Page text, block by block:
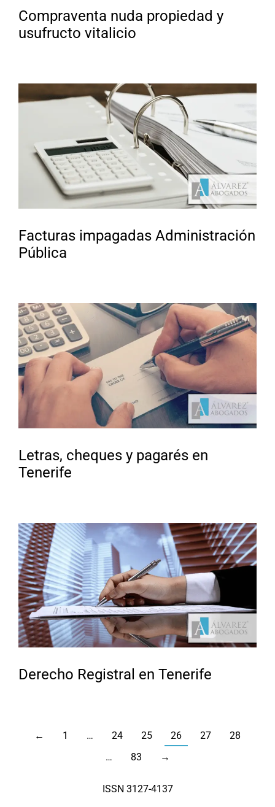
Compraventa nuda propiedad y
usufructo vitalicio
Facturas impagadas Administración
Pública
Letras, cheques y pagarés en
Tenerife
Derecho Registral en Tenerife
← 1 … 24 25 26 27
28
…
83 →
ISSN 3127-4137